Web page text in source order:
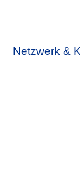
Netzwerk &